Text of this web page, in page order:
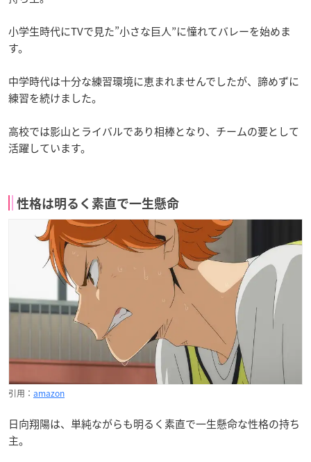
小学生時代にTVで見た”小さな巨人”に憧れてバレーを始めま
す。
中学時代は十分な練習環境に恵まれませんでしたが、諦めずに
練習を続けました。
高校では影山とライバルであり相棒となり、チームの要として
活躍しています。
性格は明るく素直で一生懸命
引用： amazon
日向翔陽は、単純ながらも明るく素直で一生懸命な性格の持ち
主。